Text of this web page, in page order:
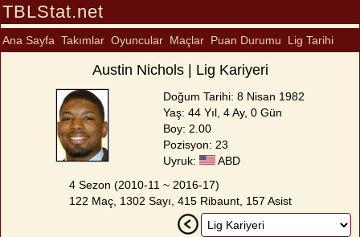
TBLStat.net
Ana Sayfa Takımlar Oyuncular Maçlar Puan Durumu Lig Tarihi
Austin Nichols | Lig Kariyeri
Doğum Tarihi: 8 Nisan 1982
Yaş: 44 Yıl, 4 Ay, 0 Gün
Boy: 2.00
Pozisyon: 23
Uyruk:
ABD
4 Sezon (2010-11 ~ 2016-17)
122 Maç, 1302 Sayı, 415 Ribaunt, 157 Asist